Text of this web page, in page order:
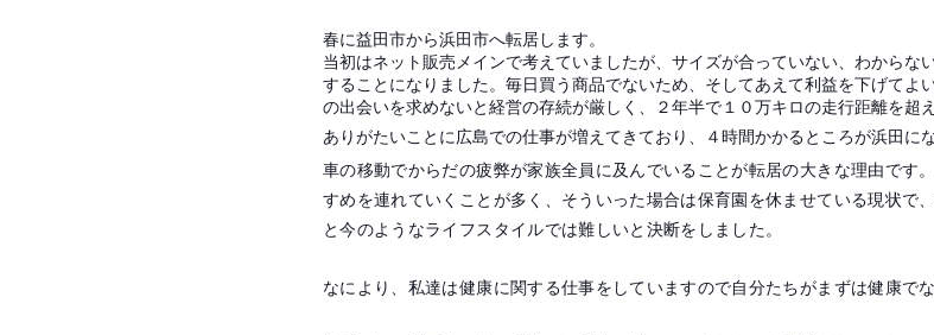
春に益田市から浜田市へ転居します。
当初はネット販売メインで考えていましたが、サイズが合っていない、わからな
することになりました。毎日買う商品でないため、そしてあえて利益を下げてよ
の出会いを求めないと経営の存続が厳しく、２年半で１０万キロの走行距離を超え
ありがたいことに広島での仕事が増えてきており、４時間かかるところが浜田に
車の移動でからだの疲弊が家族全員に及んでいることが転居の大きな理由です
すめを連れていくことが多く、そういった場合は保育園を休ませている現状で
と今のようなライフスタイルでは難しいと決断をしました。
なにより、私達は健康に関する仕事をしていますので自分たちがまずは健康で